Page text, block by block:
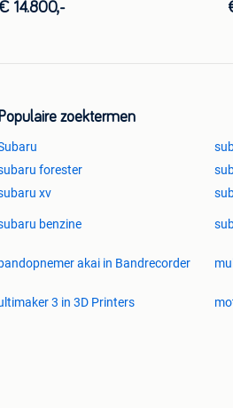
€ 14.800,-
zoektermen
forester
xv
benzine
bandopnemer akai in Bandrecorder
3 in 3D Printers